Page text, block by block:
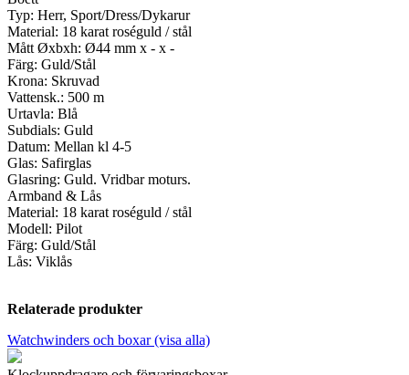
Typ: Herr, Sport/Dress/Dykarur
Material: 18 karat roséguld / stål
Mått Øxbxh: Ø44 mm x - x -
Färg: Guld/Stål
Krona: Skruvad
Vattensk.: 500 m
Urtavla: Blå
Subdials: Guld
Datum: Mellan kl 4-5
Glas: Safirglas
Glasring: Guld. Vridbar moturs.
Armband & Lås
Material: 18 karat roséguld / stål
Modell: Pilot
Färg: Guld/Stål
Lås: Viklås
Relaterade produkter
Watchwinders och boxar (visa alla)